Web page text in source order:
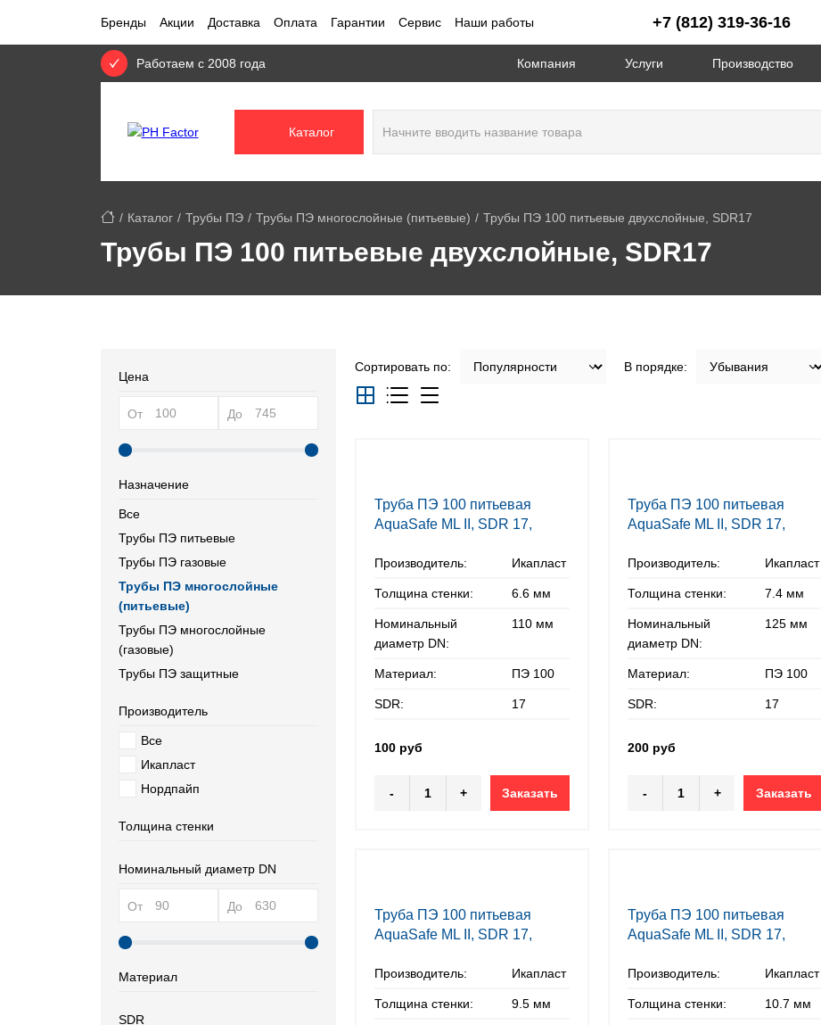
Бренды Акции Доставка Оплата Гарантии Сервис Наши работы +7 (812) 319-36-16
Работаем с 2008 года Компания Услуги Производство
Каталог
Каталог Трубы ПЭ Трубы ПЭ многослойные (питьевые) Трубы ПЭ 100 питьевые двухслойные, SDR17
Трубы ПЭ 100 питьевые двухслойные, SDR17
Цена
От До
Назначение
Все
Трубы ПЭ питьевые
Трубы ПЭ газовые
Трубы ПЭ многослойные
(питьевые)
Трубы ПЭ многослойные
(газовые)
Трубы ПЭ защитные
Производитель
Все
Икапласт
Нордпайп
Толщина стенки
Номинальный диаметр DN
От До
Материал
SDR
Сортировать по: В порядке:
Труба ПЭ 100 питьевая
AquaSafe ML II, SDR 17,
Производитель: Икапласт
Толщина стенки: 6.6 мм
Номинальный
диаметр DN:
110 мм
Материал: ПЭ 100
SDR: 17
100 руб
- + Заказать
Труба ПЭ 100 питьевая
AquaSafe ML II, SDR 17,
Производитель: Икапласт
Толщина стенки: 7.4 мм
Номинальный
диаметр DN:
125 мм
Материал: ПЭ 100
SDR: 17
200 руб
- + Заказать
Труба ПЭ 100 питьевая
AquaSafe ML II, SDR 17,
Производитель: Икапласт
Толщина стенки: 9.5 мм
Труба ПЭ 100 питьевая
AquaSafe ML II, SDR 17,
Производитель: Икапласт
Толщина стенки: 10.7 мм